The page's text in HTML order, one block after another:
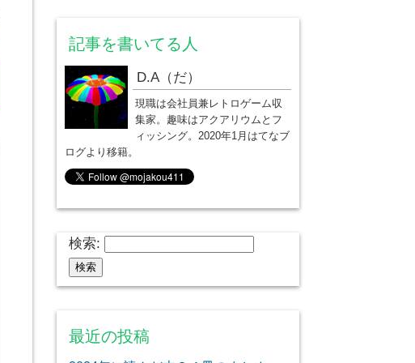
記事を書いてる人
D.A（だ）
現職は会社員兼レトロゲーム収
集家。趣味はアクアリウムとフ
ィッシング。2020年1月はてなブ
ログより移籍。
検索:
最近の投稿